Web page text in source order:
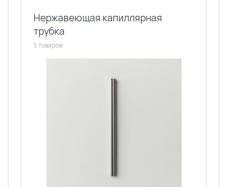
Нержавеющая капиллярная
трубка
5 товаров